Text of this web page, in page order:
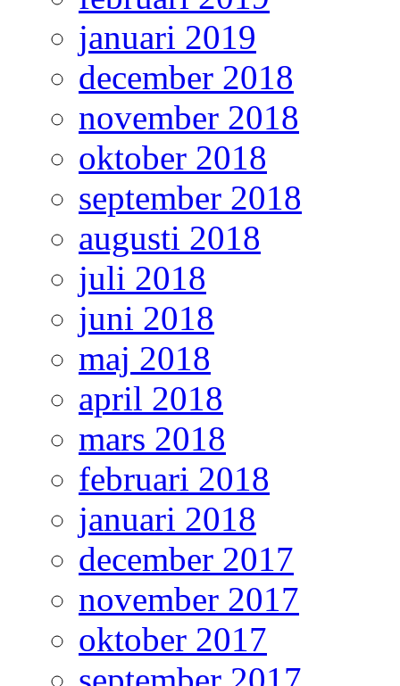
januari 2019
december 2018
november 2018
oktober 2018
september 2018
augusti 2018
juli 2018
juni 2018
maj 2018
april 2018
mars 2018
februari 2018
januari 2018
december 2017
november 2017
oktober 2017